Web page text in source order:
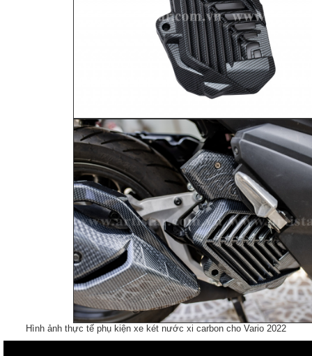
Hình ảnh thực tế phụ kiện xe két nước xi carbon cho Vario 2022